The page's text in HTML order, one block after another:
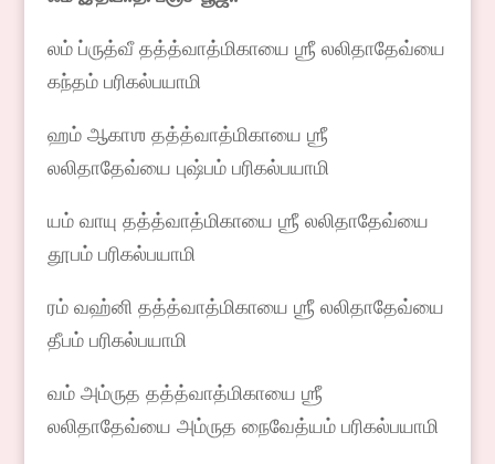
லம் ப்ருத்வீ தத்த்வாத்மிகாயை ஶ்ரீ லலிதாதேவ்யை
கந்தம் பரிகல்பயாமி
ஹம் ஆகாஶ தத்த்வாத்மிகாயை ஶ்ரீ
லலிதாதேவ்யை புஷ்பம் பரிகல்பயாமி
யம் வாயு தத்த்வாத்மிகாயை ஶ்ரீ லலிதாதேவ்யை
தூபம் பரிகல்பயாமி
ரம் வஹ்னி தத்த்வாத்மிகாயை ஶ்ரீ லலிதாதேவ்யை
தீபம் பரிகல்பயாமி
வம் அம்ருத தத்த்வாத்மிகாயை ஶ்ரீ
லலிதாதேவ்யை அம்ருத நைவேத்யம் பரிகல்பயாமி